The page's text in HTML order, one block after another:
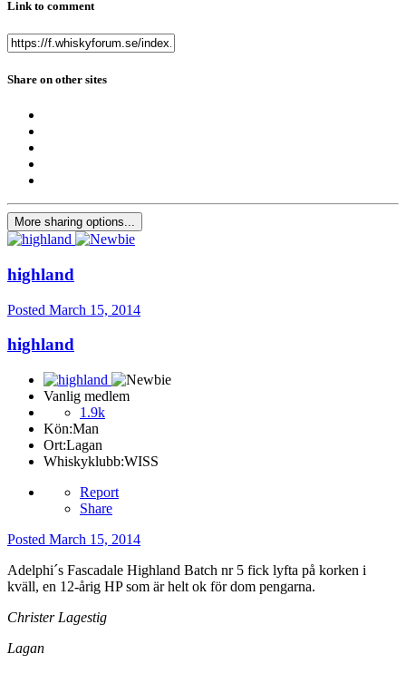
Link to comment
Share on other sites
More sharing options...
highland
Posted March 15, 2014
highland
Vanlig medlem
1.9k
Kön:Man
Ort:Lagan
Whiskyklubb:WISS
Report
Share
Posted March 15, 2014
Adelphi´s Fascadale Highland Batch nr 5 fick lyfta på korken i
kväll, en 12-årig HP som är helt ok för dom pengarna.
Christer Lagestig
Lagan